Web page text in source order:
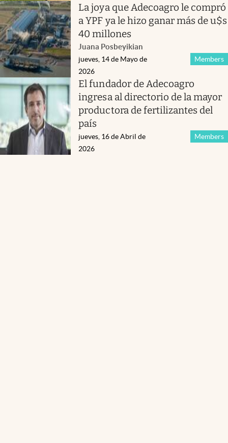
La joya que Adecoagro le compró
a YPF ya le hizo ganar más de u$s
40 millones
Juana Posbeyikian
Members
jueves, 14 de Mayo de
2026
El fundador de Adecoagro
ingresa al directorio de la mayor
productora de fertilizantes del
país
Members
jueves, 16 de Abril de
2026